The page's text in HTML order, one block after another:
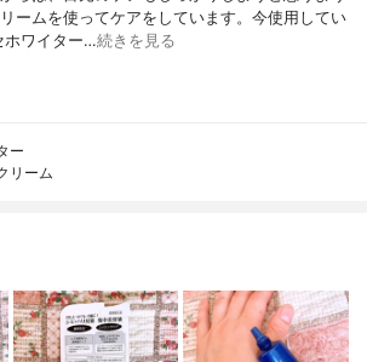
ームを使ってケアをしています。今使用してい
ホワイター…続きを見る
ー
リーム